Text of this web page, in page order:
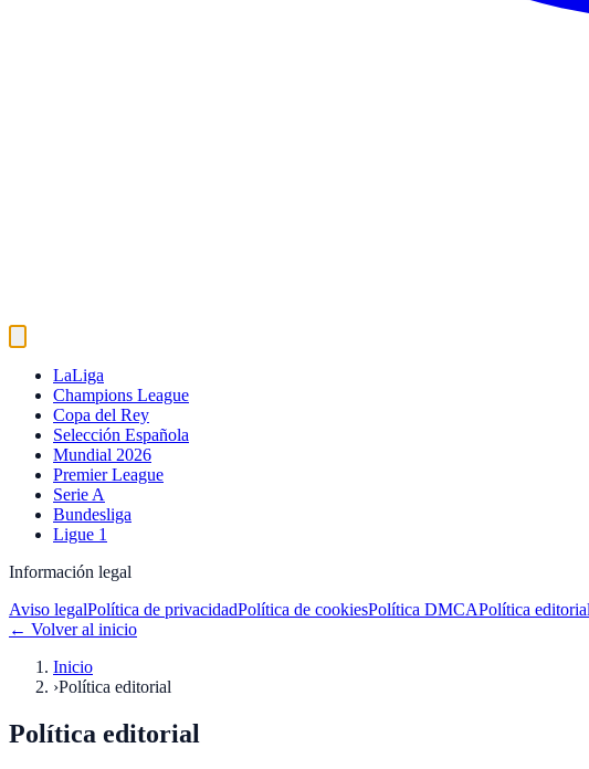
LaLiga
Champions League
Copa del Rey
Selección Española
Mundial 2026
Premier League
Serie A
Bundesliga
Ligue 1
Información legal
Aviso legalPolítica de privacidadPolítica de cookiesPolítica DMCAPolítica editorial
← Volver al inicio
Inicio
›Política editorial
Política editorial